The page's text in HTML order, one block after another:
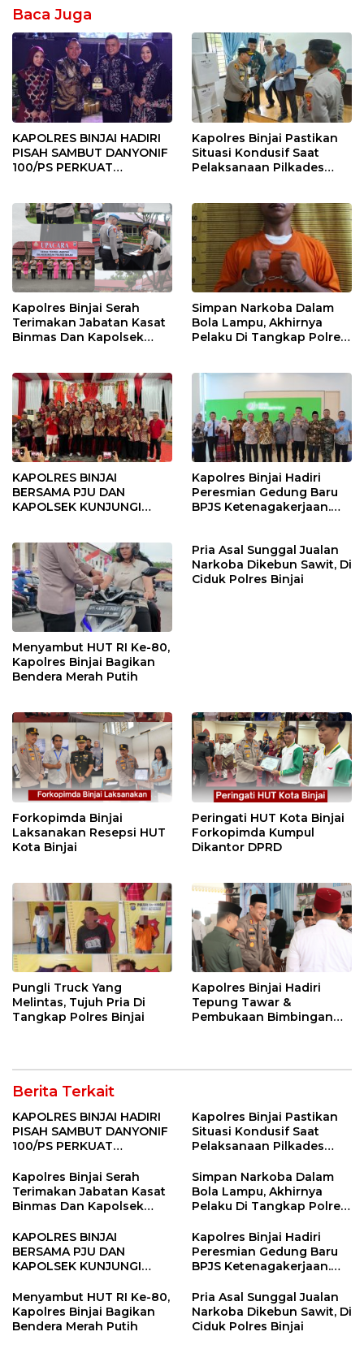
Baca Juga
KAPOLRES BINJAI HADIRI
PISAH SAMBUT DANYONIF
100/PS PERKUAT
Kapolres Binjai Pastikan
Situasi Kondusif Saat
Pelaksanaan Pilkades
Kapolres Binjai Serah
Terimakan Jabatan Kasat
Binmas Dan Kapolsek
Simpan Narkoba Dalam
Bola Lampu, Akhirnya
Pelaku Di Tangkap Polres
KAPOLRES BINJAI
BERSAMA PJU DAN
KAPOLSEK KUNJUNGI
Kapolres Binjai Hadiri
Peresmian Gedung Baru
BPJS Ketenagakerjaan.
Menyambut HUT RI Ke-80,
Kapolres Binjai Bagikan
Bendera Merah Putih
Pria Asal Sunggal Jualan
Narkoba Dikebun Sawit, Di
Ciduk Polres Binjai
Forkopimda Binjai
Laksanakan Resepsi HUT
Kota Binjai
Peringati HUT Kota Binjai
Forkopimda Kumpul
Dikantor DPRD
Pungli Truck Yang
Melintas, Tujuh Pria Di
Tangkap Polres Binjai
Kapolres Binjai Hadiri
Tepung Tawar &
Pembukaan Bimbingan
Berita Terkait
KAPOLRES BINJAI HADIRI
PISAH SAMBUT DANYONIF
100/PS PERKUAT
Kapolres Binjai Pastikan
Situasi Kondusif Saat
Pelaksanaan Pilkades
Kapolres Binjai Serah
Terimakan Jabatan Kasat
Binmas Dan Kapolsek
Simpan Narkoba Dalam
Bola Lampu, Akhirnya
Pelaku Di Tangkap Polres
KAPOLRES BINJAI
BERSAMA PJU DAN
KAPOLSEK KUNJUNGI
BINJAI
Kapolres Binjai Hadiri
Peresmian Gedung Baru
BPJS Ketenagakerjaan.
Menyeluruh bagi Pekerja”
Menyambut HUT RI Ke-80,
Kapolres Binjai Bagikan
Bendera Merah Putih
Pria Asal Sunggal Jualan
Narkoba Dikebun Sawit, Di
Ciduk Polres Binjai